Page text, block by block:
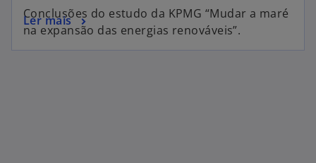
Conclusões do estudo da KPMG “Mudar a maré
na expansão das energias renováveis”.
Ler mais